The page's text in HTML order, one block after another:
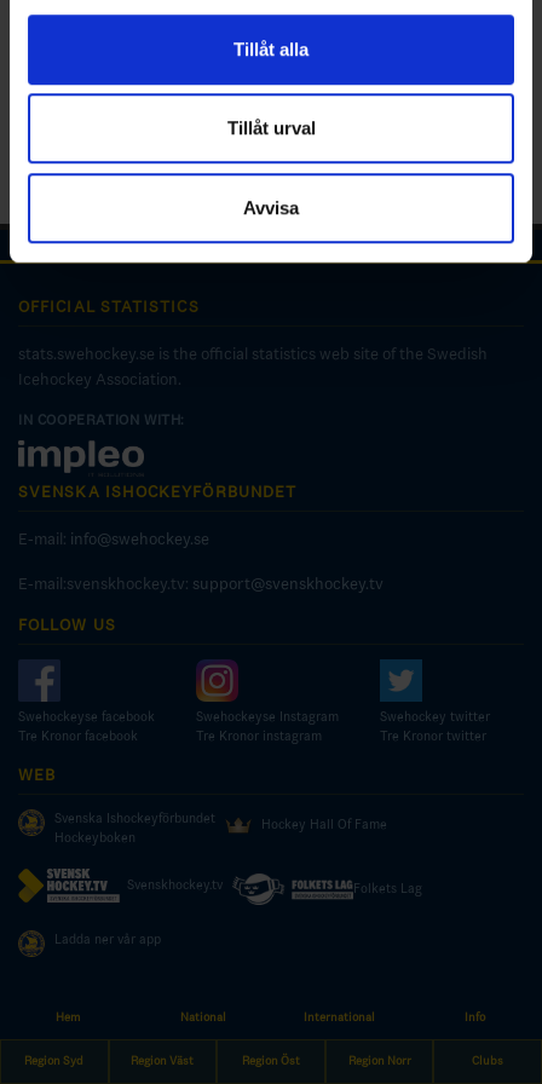
för sociala medier och analysera vår trafik. Vi
vidarebefordrar även sådana identifierare och annan
annons- och analysföretag som vi samarbetar med.
Dessa kan i sin tur kombinera informationen med annan
information som du har tillhandahållit eller som de har
samlat in när du har använt deras tjänster.
Tillåt alla
Tillåt urval
Avvisa
Hem National International Info
Region Syd Region Väst Region Öst Region Norr Clubs
OFFICIAL STATISTICS
stats.swehockey.se is the official statistics web site of the Swedish
Icehockey Association.
IN COOPERATION WITH:
SVENSKA ISHOCKEYFÖRBUNDET
E-mail: info@swehockey.se
E-mail:svenskhockey.tv: support@svenskhockey.tv
FOLLOW US
Swehockeyse facebook
Tre Kronor facebook
Swehockeyse Instagram
Tre Kronor instagram
Swehockey twitter
Tre Kronor twitter
WEB
Svenska Ishockeyförbundet
Hockeyboken
Hockey Hall Of Fame
Svenskhockey.tv Folkets Lag
Ladda ner vår app